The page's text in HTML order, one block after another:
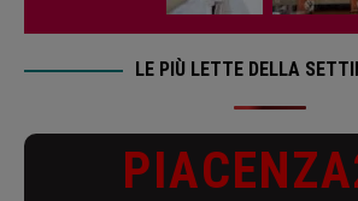
LE PIÙ LETTE DELLA